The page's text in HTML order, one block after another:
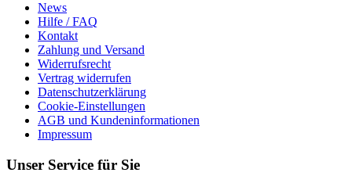
News
Hilfe / FAQ
Kontakt
Zahlung und Versand
Widerrufsrecht
Vertrag widerrufen
Datenschutzerklärung
Cookie-Einstellungen
AGB und Kundeninformationen
Impressum
Unser Service für Sie